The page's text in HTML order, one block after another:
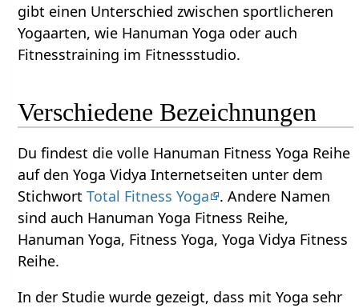
gibt einen Unterschied zwischen sportlicheren
Yogaarten, wie Hanuman Yoga oder auch
Fitnesstraining im Fitnessstudio.
Verschiedene Bezeichnungen
Du findest die volle Hanuman Fitness Yoga Reihe
auf den Yoga Vidya Internetseiten unter dem
StichwortTotal Fitness Yoga
. Andere Namen
sind auch Hanuman Yoga Fitness Reihe,
Hanuman Yoga, Fitness Yoga, Yoga Vidya Fitness
Reihe.
In der Studie wurde gezeigt, dass mit Yoga sehr